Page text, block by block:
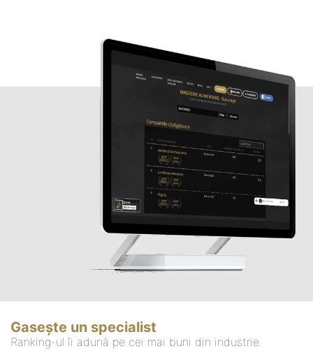
Gasește un specialist
Ranking-ul îi adună pe cei mai buni din industrie